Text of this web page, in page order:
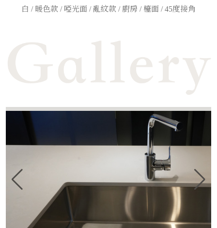
白 / 暖色款 / 啞光面 / 亂紋款 / 廚房 / 檯面 / 45度接角